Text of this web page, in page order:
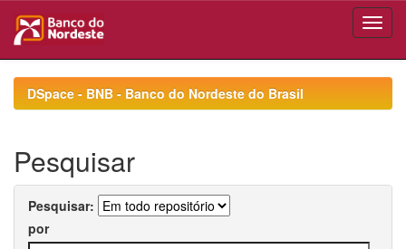
navigationDSpace - BNB - Banco do Nordeste do Brasil
Pesquisar
Pesquisar:
por